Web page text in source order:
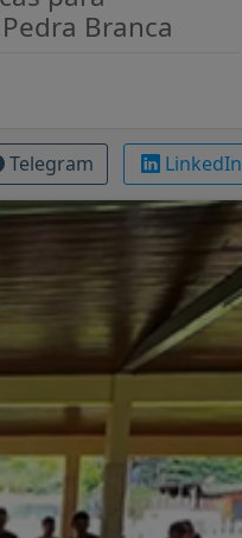
Branca
Telegram LinkedIn